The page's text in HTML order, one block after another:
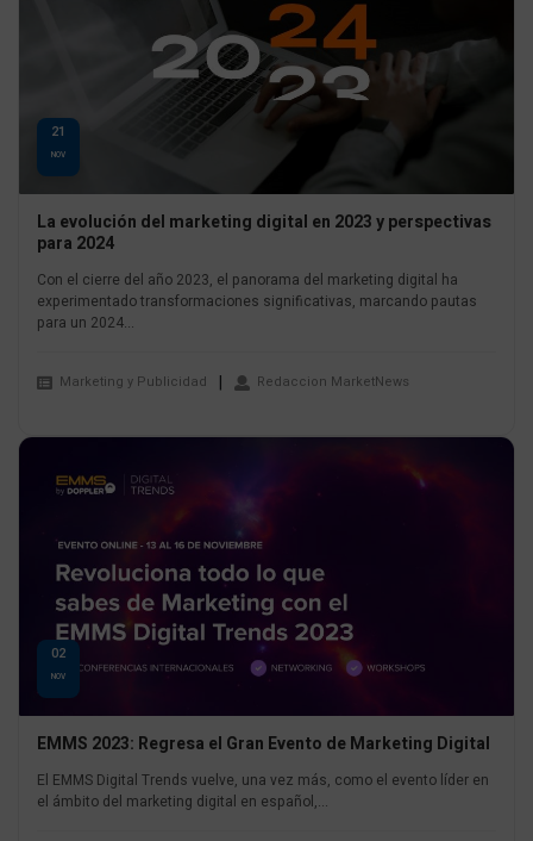
21
NOV
La evolución del marketing digital en 2023 y perspectivas
para 2024
Con el cierre del año 2023, el panorama del marketing digital ha
experimentado transformaciones significativas, marcando pautas
para un 2024...
Marketing y Publicidad Redaccion MarketNews
02
NOV
EMMS 2023: Regresa el Gran Evento de Marketing Digital
El EMMS Digital Trends vuelve, una vez más, como el evento líder en
el ámbito del marketing digital en español,...